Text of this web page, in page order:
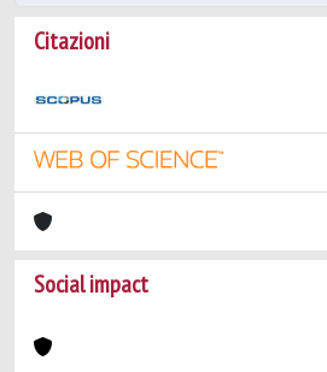
Citazioni
Social impact